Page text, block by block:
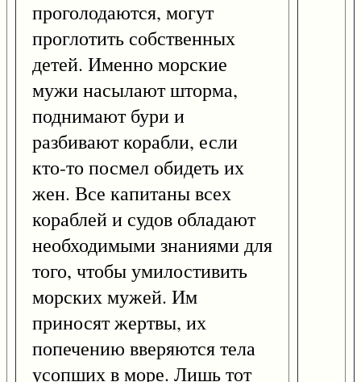
проголодаются, могут
проглотить собственных
детей. Именно морские
мужи насылают шторма,
поднимают бури и
разбивают корабли, если
кто-то посмел обидеть их
жен. Все капитаны всех
кораблей и судов обладают
необходимыми знаниями для
того, чтобы умилостивить
морских мужей. Им
приносят жертвы, их
попечению вверяются тела
усопших в море. Лишь тот